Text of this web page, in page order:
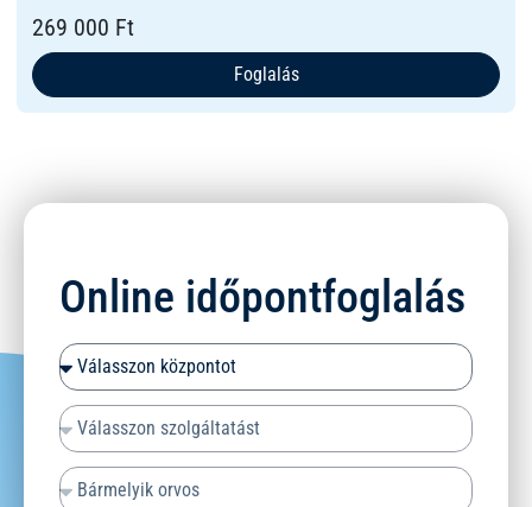
269 000 Ft
Foglalás
Online időpontfoglalás